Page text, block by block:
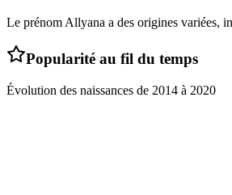
Le prénom Allyana a des origines variées,
Popularité au fil du temps
Évolution des naissances de 2014 à 2020